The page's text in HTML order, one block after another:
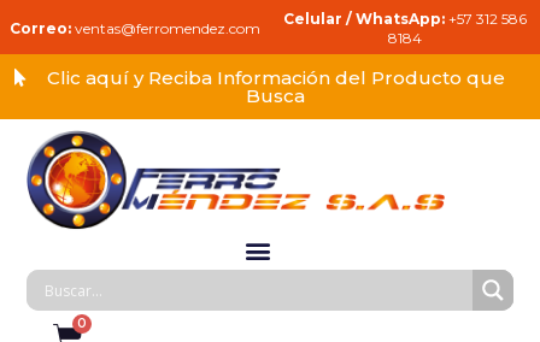
Correo: ventas@ferromendez.com
Celular / WhatsApp: +57 312 586
8184
Clic aquí y Reciba Información del Producto que
Busca